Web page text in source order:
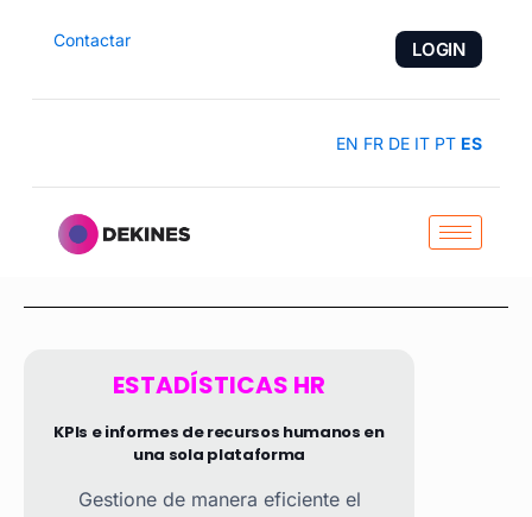
Contactar LOGIN
EN FR DE IT PT ES
ESTADÍSTICAS HR
KPIs e informes de recursos humanos en
una sola plataforma
Gestione de manera eficiente el